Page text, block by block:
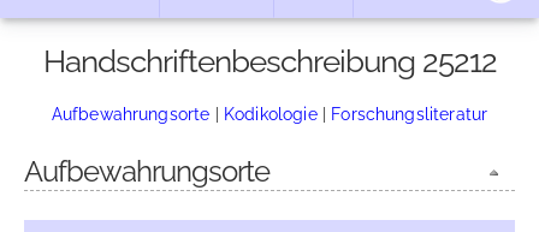
Handschriftenbeschreibung 25212
Aufbewahrungsorte | Kodikologie| Forschungsliteratur
Aufbewahrungsorte